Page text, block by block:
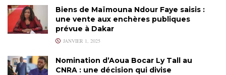
Biens de Maïmouna Ndour Faye saisis :
une vente aux enchères publiques
prévue à Dakar
JANVIER 1, 2025
Nomination d’Aoua Bocar Ly Tall au
CNRA : une décision qui divise